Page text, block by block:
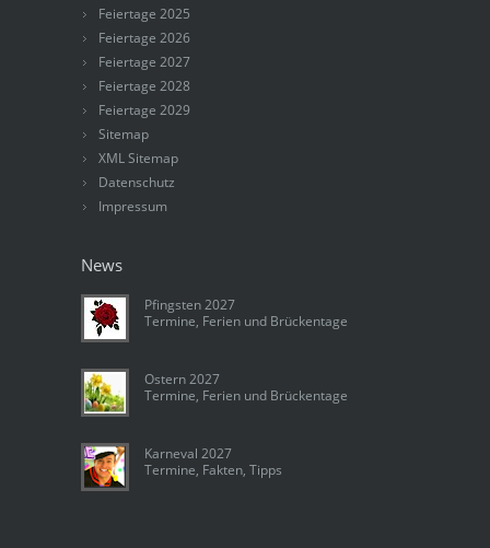
Feiertage 2025
Feiertage 2026
Feiertage 2027
Feiertage 2028
Feiertage 2029
Sitemap
XML Sitemap
Datenschutz
Impressum
News
Pfingsten 2027
Termine, Ferien und Brückentage
Ostern 2027
Termine, Ferien und Brückentage
Karneval 2027
Termine, Fakten, Tipps